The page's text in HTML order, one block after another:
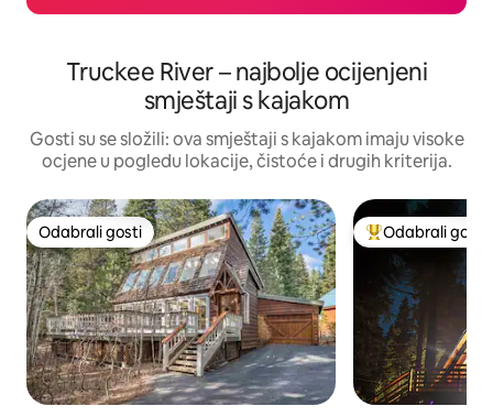
Truckee River – najbolje ocijenjeni
smještaji s kajakom
Gosti su se složili: ova smještaji s kajakom imaju visoke
ocjene u pogledu lokacije, čistoće i drugih kriterija.
Odabrali gosti
Odabrali gosti Među najviše
Odabrali gosti